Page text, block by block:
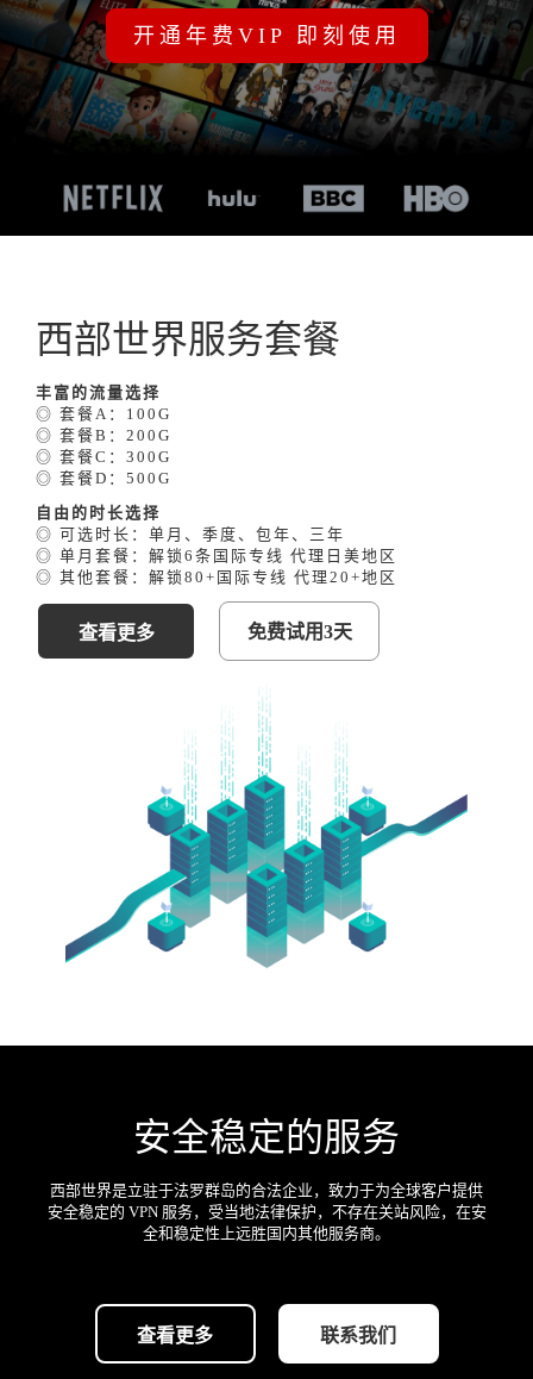
开通年费VIP 即刻使用
西部世界服务套餐
丰富的流量选择
◎ 套餐A：100G
◎ 套餐B：200G
◎ 套餐C：300G
◎ 套餐D：500G
自由的时长选择
◎ 可选时长：单月、季度、包年、三年
◎ 单月套餐：解锁6条国际专线 代理⽇美地区
◎ 其他套餐：解锁80+国际专线 代理20+地区
查看更多 免费试用3天
安全稳定的服务
西部世界是立驻于法罗群岛的合法企业，致力于为全球客户提供
安全稳定的 VPN 服务，受当地法律保护，不存在关站风险，在安
全和稳定性上远胜国内其他服务商。
查看更多 联系我们